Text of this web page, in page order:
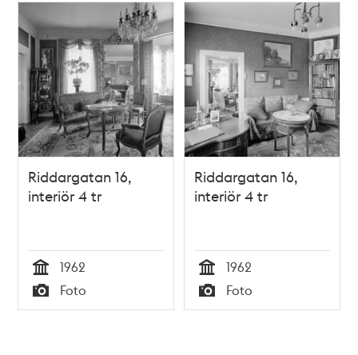
Riddargatan 16,
interiör 4 tr
Tid
1962
Typ
Foto
Riddargatan 16,
interiör 4 tr
Tid
1962
Typ
Foto